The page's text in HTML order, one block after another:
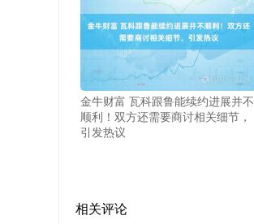
金牛财富 瓦科跟鲁能续约进展并不
顺利！双方还需要商讨相关细节，
引发热议
相关评论